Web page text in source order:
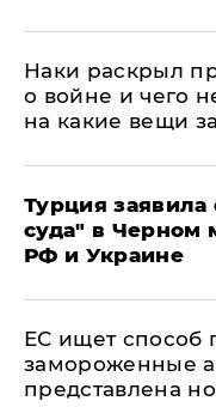
Наки раскрыл
о войне и чего
на какие вещи
Турция заявила
суда" в Черном
РФ и Украине
ЕС ищет способ
замороженные
представлена